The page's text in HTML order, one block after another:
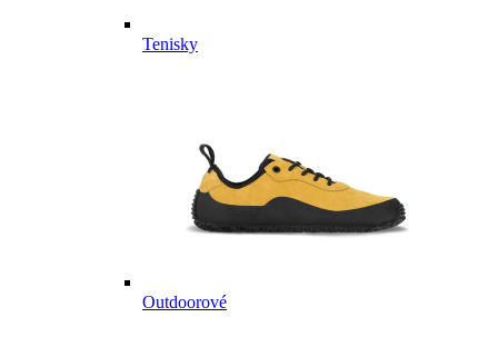
Tenisky
Outdoorové